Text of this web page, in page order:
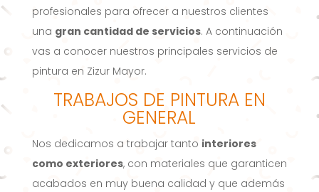
profesionales para ofrecer a nuestros clientes
una gran cantidad de servicios. A continuación
vas a conocer nuestros principales servicios de
pintura en Zizur Mayor.
TRABAJOS DE PINTURA EN
GENERAL
Nos dedicamos a trabajar tanto interiores
como exteriores, con materiales que garanticen
acabados en muy buena calidad y que además